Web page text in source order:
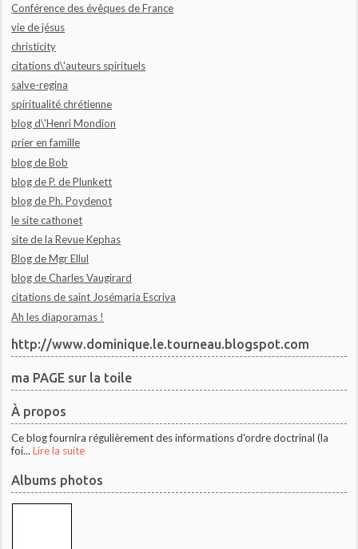
Conférence des évêques de France
vie de jésus
christicity
citations d\'auteurs spirituels
salve-regina
spiritualité chrétienne
blog d\'Henri Mondion
prier en famille
blog de Bob
blog de P. de Plunkett
blog de Ph. Poydenot
le site cathonet
site de la Revue Kephas
Blog de Mgr Ellul
blog de Charles Vaugirard
citations de saint Josémaria Escriva
Ah les diaporamas !
http://www.dominique.le.tourneau.blogspot.com
ma PAGE sur la toile
À propos
Ce blog fournira régulièrement des informations d'ordre doctrinal (la
foi... Lire la suite
Albums photos